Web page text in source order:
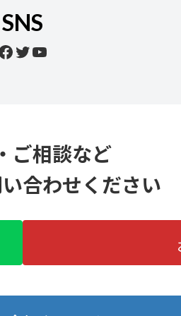
SNS
Twitter
YouTube
ご相談など
合わせください